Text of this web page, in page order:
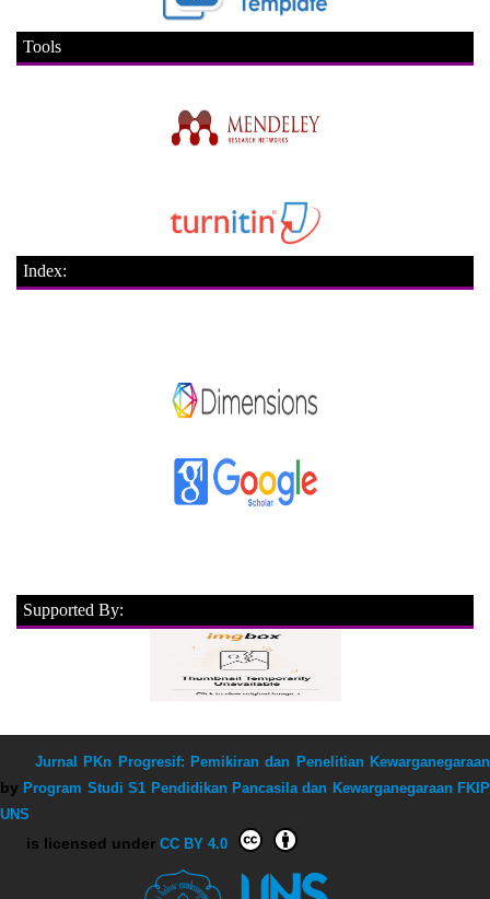
Tools
Index:
Supported By:
Jurnal PKn Progresif: Pemikiran dan Penelitian Kewarganegaraan
by Program Studi S1 Pendidikan Pancasila dan Kewarganegaraan FKIP
UNS
is licensed under CC BY 4.0